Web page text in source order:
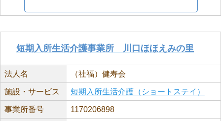
短期入所生活介護事業所 川口ほほえみの里
法人名 （社福）健寿会
施設・サービス 短期入所生活介護（ショートステイ）
事業所番号 1170206898